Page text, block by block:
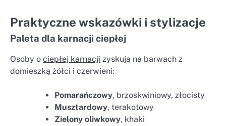
Praktyczne wskazówki i stylizacje
Paleta dla karnacji ciepłej
Osoby o ciepłej karnacji zyskują na barwach z
domieszką żółci i czerwieni:
Pomarańczowy, brzoskwiniowy, złocisty
Musztardowy, terakotowy
Zielony oliwkowy, khaki